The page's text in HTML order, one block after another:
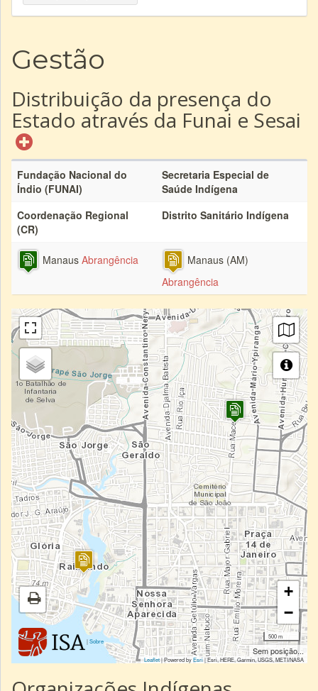
Gestão
Distribuição da presença do
Estado através da Funai e Sesai
Fundação Nacional do
Índio (FUNAI)
Secretaria Especial de
Saúde Indígena
Coordenação Regional
(CR)
Distrito Sanitário Indígena
Manaus Abrangência
Manaus (AM)
Abrangência
|Sobre
+
−
500 m
Sem posição...
Leaflet| Powered byEsri|Esri, HERE, Garmin, USGS, METI/NASA